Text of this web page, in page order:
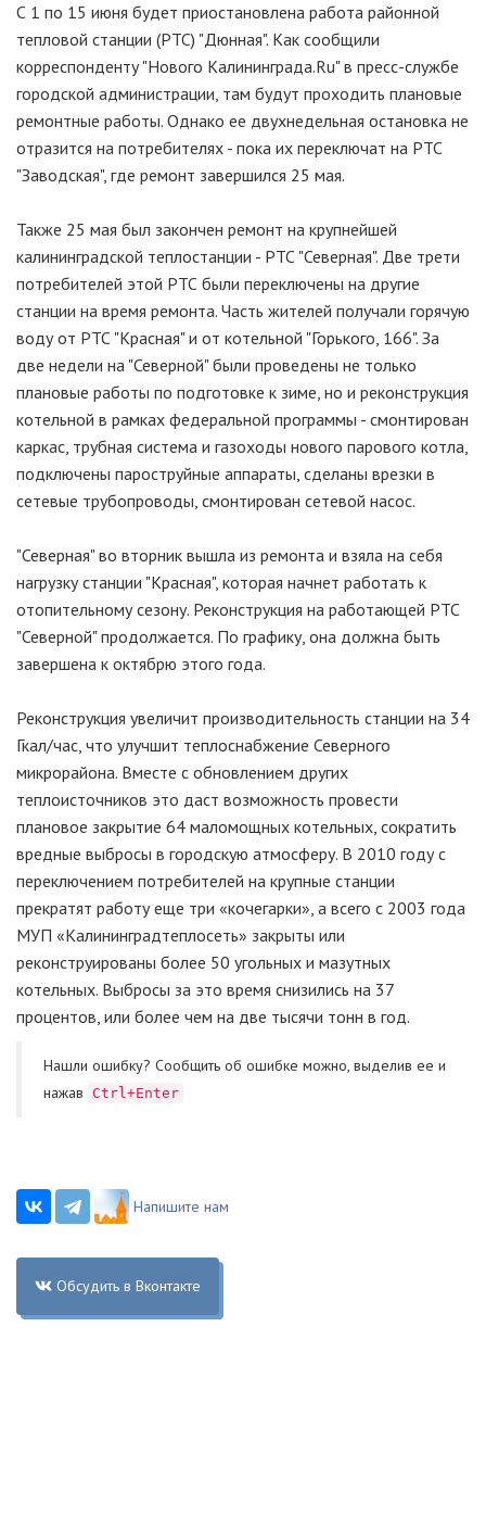
С 1 по 15 июня будет приостановлена работа районной
тепловой станции (РТС) "Дюнная". Как сообщили
корреспонденту "Нового Калининграда.Ru" в пресс-службе
городской администрации, там будут проходить плановые
ремонтные работы. Однако ее двухнедельная остановка не
отразится на потребителях - пока их переключат на РТС
"Заводская", где ремонт завершился 25 мая.
Также 25 мая был закончен ремонт на крупнейшей
калининградской теплостанции - РТС "Северная". Две трети
потребителей этой РТС были переключены на другие
станции на время ремонта. Часть жителей получали горячую
воду от РТС "Красная" и от котельной "Горького, 166". За
две недели на "Северной" были проведены не только
плановые работы по подготовке к зиме, но и реконструкция
котельной в рамках федеральной программы - смонтирован
каркас, трубная система и газоходы нового парового котла,
подключены пароструйные аппараты, сделаны врезки в
сетевые трубопроводы, смонтирован сетевой насос.
"Северная" во вторник вышла из ремонта и взяла на себя
нагрузку станции "Красная", которая начнет работать к
отопительному сезону. Реконструкция на работающей РТС
"Северной" продолжается. По графику, она должна быть
завершена к октябрю этого года.
Реконструкция увеличит производительность станции на 34
Гкал/час, что улучшит теплоснабжение Северного
микрорайона. Вместе с обновлением других
теплоисточников это даст возможность провести
плановое закрытие 64 маломощных котельных, сократить
вредные выбросы в городскую атмосферу. В 2010 году с
переключением потребителей на крупные станции
прекратят работу еще три «кочегарки», а всего с 2003 года
МУП «Калининградтеплосеть» закрыты или
реконструированы более 50 угольных и мазутных
котельных. Выбросы за это время снизились на 37
процентов, или более чем на две тысячи тонн в год.
Нашли ошибку? Cообщить об ошибке можно, выделив ее и
нажав
Ctrl+Enter
Напишите нам
Обсудить в Вконтакте